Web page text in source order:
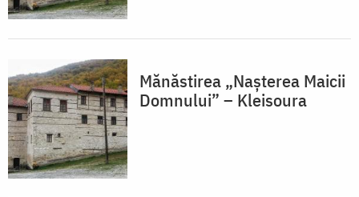
Mănăstirea „Nașterea Maicii
Domnului” – Kleisoura